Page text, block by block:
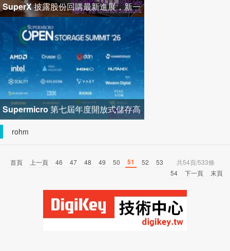
SuperX 披露股份回購最新進展，新一
輪迴購落地堅定長期價值成長
Supermicro 第七屆年度開放式儲存高
峰會匯聚 21 間生態系統合作夥
rohm
共54頁/533條
首頁 上一頁 46 47 48 49 50 51 52
53
54
下一頁 末頁